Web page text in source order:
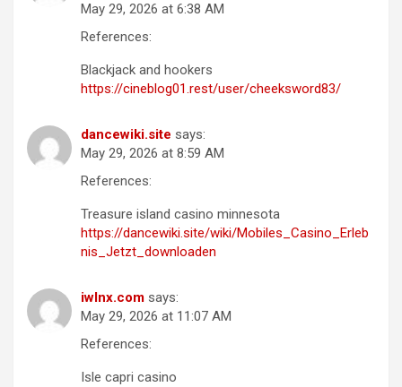
May 29, 2026 at 6:38 AM
References:
Blackjack and hookers
https://cineblog01.rest/user/cheeksword83/
dancewiki.site says:
May 29, 2026 at 8:59 AM
References:
Treasure island casino minnesota
https://dancewiki.site/wiki/Mobiles_Casino_Erleb
nis_Jetzt_downloaden
iwlnx.com says:
May 29, 2026 at 11:07 AM
References:
Isle capri casino